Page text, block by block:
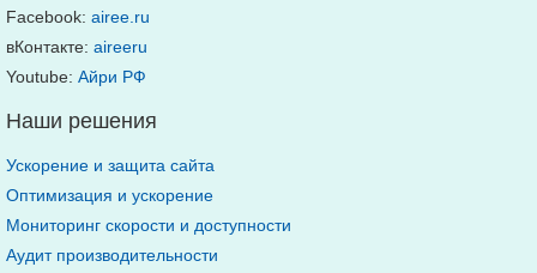
Facebook: airee.ru
вКонтакте: aireeru
Youtube: Айри РФ
Наши решения
Ускорение и защита сайта
Оптимизация и ускорение
Мониторинг скорости и доступности
Аудит производительности